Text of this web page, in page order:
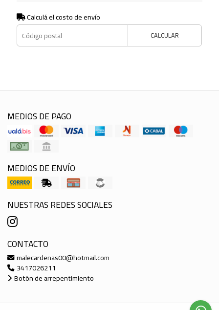
Calculá el costo de envío
CALCULAR
MEDIOS DE PAGO
MEDIOS DE ENVÍO
NUESTRAS REDES SOCIALES
CONTACTO
malecardenas00@hotmail.com
3417026211
Botón de arrepentimiento